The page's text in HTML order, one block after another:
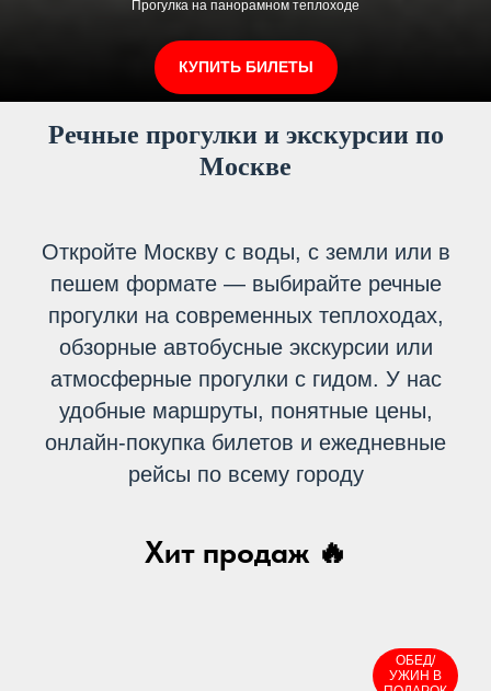
ПРОГУЛКИ НА ПРЕМИУМ КОРАБЛЕ С МУЗЫКОЙ И УЖИНОМ
КУПИТЬ БИЛЕТЫ
Речные прогулки и экскурсии по
Москве
Откройте Москву с воды, с земли или в
пешем формате — выбирайте речные
прогулки на современных теплоходах,
обзорные автобусные экскурсии или
атмосферные прогулки с гидом. У нас
удобные маршруты, понятные цены,
онлайн-покупка билетов и ежедневные
рейсы по всему городу
Хит продаж 🔥
ОБЕД/
УЖИН В